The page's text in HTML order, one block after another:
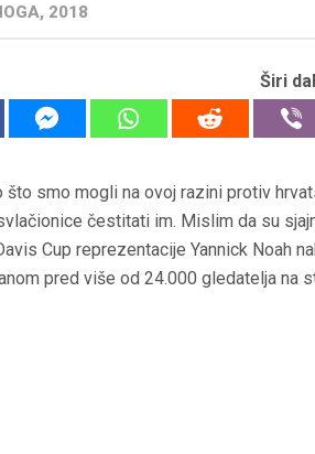
2018
Širi
što smo mogli na ovoj razini protiv
čestitati im. Mislim da su
Cup reprezentacije Yannick Noah
pred više od 24.000 gledatelja na